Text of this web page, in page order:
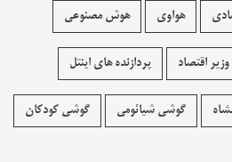
هواوی هوش مصنوعی
وزیر اقتصاد پردازنده های اینتل
گوشی شیائومی گوشی کودکان